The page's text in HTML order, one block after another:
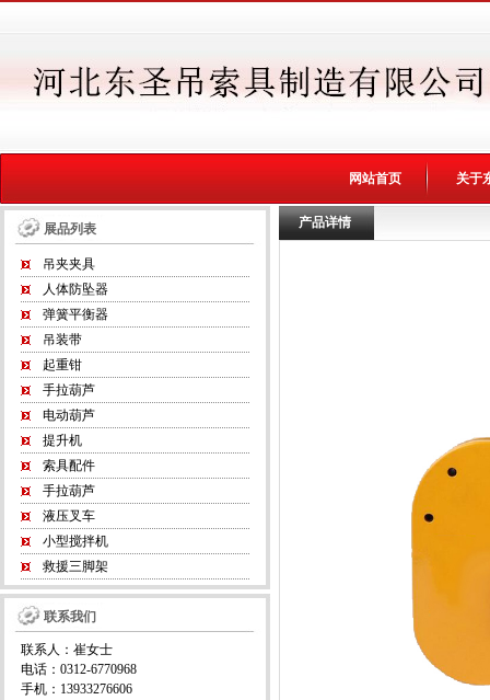
关于
网站首页
展品列表
吊夹夹具
人体防坠器
弹簧平衡器
吊装带
起重钳
手拉葫芦
电动葫芦
提升机
索具配件
手拉葫芦
液压叉车
小型搅拌机
救援三脚架
联系我们
联系人：崔女士
电话：0312-6770968
手机：13933276606
产品详情